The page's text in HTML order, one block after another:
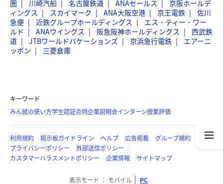
圏
川崎汽船 名古屋鉄道 ANAセールス
京阪ホールデ
ィングス
スカイマーク ANA大阪空港 京王電鉄
佐川
急便
近鉄グループホールディングス
エス・ティー・ワー
ルド
ANAウイングス 阪急阪神ホールディングス
西武鉄
道
JTBワールドバケーションズ 京浜急行電鉄
エアーニ
ッポン
三菱倉庫
キーワード
みん就の使い方学生認証合同企業説明会インターン授業評価
利用規約 掲示板ガイドライン ヘルプ 広告掲載
グループ規約
プライバシーポリシー
外部送信ポリシー
カスタマーハラスメントポリシー
企業情報 サイトマップ
表示モード モバイル PC